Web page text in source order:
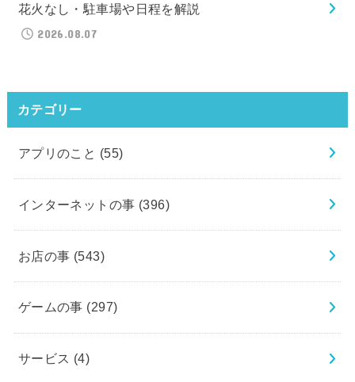
花火なし・駐車場や日程を解説
2026.08.07
カテゴリー
アプリのこと (55)
インターネットの事 (396)
お店の事 (543)
ゲームの事 (297)
サービス (4)